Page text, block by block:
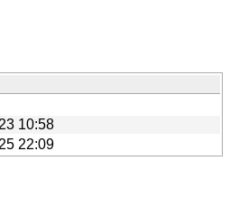
10:58
22:09